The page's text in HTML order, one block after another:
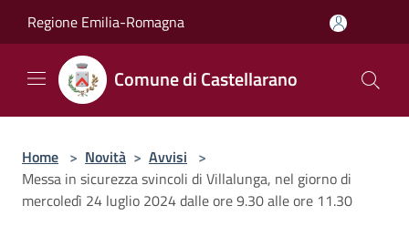
Regione Emilia-Romagna
Comune di Castellarano
Home > Novità > Avvisi >
Messa in sicurezza svincoli di Villalunga, nel giorno di
mercoledì 24 luglio 2024 dalle ore 9.30 alle ore 11.30